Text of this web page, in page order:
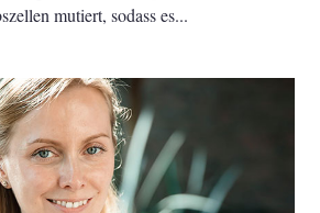
mutiert, sodass es